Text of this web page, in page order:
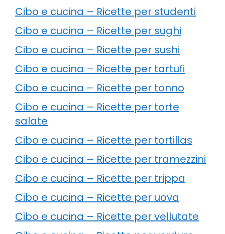
Cibo e cucina – Ricette per studenti
Cibo e cucina – Ricette per sughi
Cibo e cucina – Ricette per sushi
Cibo e cucina – Ricette per tartufi
Cibo e cucina – Ricette per tonno
Cibo e cucina – Ricette per torte
salate
Cibo e cucina – Ricette per tortillas
Cibo e cucina – Ricette per tramezzini
Cibo e cucina – Ricette per trippa
Cibo e cucina – Ricette per uova
Cibo e cucina – Ricette per vellutate